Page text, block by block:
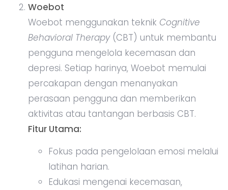
Woebot
Woebot menggunakan teknik Cognitive
Behavioral Therapy(CBT) untuk membantu
pengguna mengelola kecemasan dan
depresi. Setiap harinya, Woebot memulai
percakapan dengan menanyakan
perasaan pengguna dan memberikan
aktivitas atau tantangan berbasis CBT.
Fitur Utama:
Fokus pada pengelolaan emosi melalui
latihan harian.
Edukasi mengenai kecemasan,